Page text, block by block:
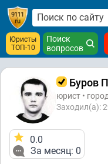
Юристы
ТОП-10
Поиск
вопросов
Буров
юрист • город
Заходил(а):
0.0
За месяц: 0